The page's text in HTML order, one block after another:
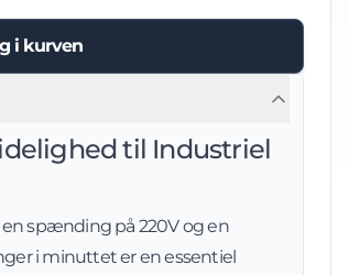
i kurven
til Industriel
spænding på 220V og en
i minuttet er en essentiel